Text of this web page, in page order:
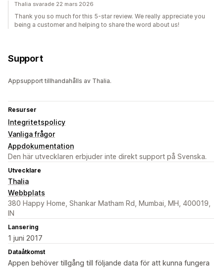
Thalia svarade 22 mars 2026
Thank you so much for this 5-star review. We really appreciate you
being a customer and helping to share the word about us!
Support
Appsupport tillhandahålls av Thalia.
Resurser
Integritetspolicy
Vanliga frågor
Appdokumentation
Den här utvecklaren erbjuder inte direkt support på Svenska.
Utvecklare
Thalia
Webbplats
380 Happy Home, Shankar Matham Rd, Mumbai, MH, 400019,
IN
Lansering
1 juni 2017
Dataåtkomst
Appen behöver tillgång till följande data för att kunna fungera